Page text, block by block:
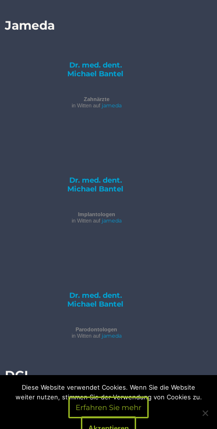
Jameda
Dr. med. dent.
Michael Bantel
Zahnärzte
in Witten auf jameda
Dr. med. dent.
Michael Bantel
Implantologen
in Witten auf jameda
Dr. med. dent.
Michael Bantel
Parodontologen
in Witten auf jameda
DGI
© 2026 - Top Dent
Termin
Diese Website verwendet Cookies. Wenn Sie die Website
weiter nutzen, stimmen Sie der Verwendung von Cookies zu.
Erfahren Sie mehr